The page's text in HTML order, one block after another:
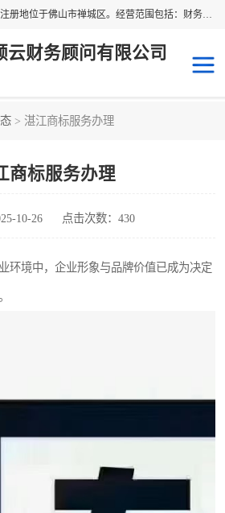
佛山市领云财务顾问有限公司注册地位于佛山市禅城区。经营范围包括：财务咨询，税务服务，企业管理咨询，信息咨询服务，法律咨询顾问，商务代理代办等服务；主要项目有：代理记账，旧账账务处理，疑难账务处理，建账审账；纳税申报，网上申请发票，企业税务分析、审查与评估；注册个体工商户，注册公司，公司注销；企业名称、地址、法人、股东、经营范围、营业期限等资料变更；商标注册、商标转让。财税审计、税务咨询、公司年审。
云财务顾问有限公司
> 湛江商标服务办理
商标服务办理
10-26 点击次数：430
环境中，企业形象与品牌价值已成为决定
税务筹划
进出口经营权